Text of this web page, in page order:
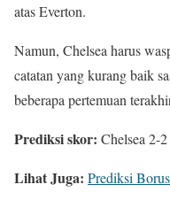
atas Everton.
Namun, Chelsea harus
catatan yang kurang baik
beberapa pertemuan
Prediksi skor: Chelsea 2-
Lihat Juga: Prediksi